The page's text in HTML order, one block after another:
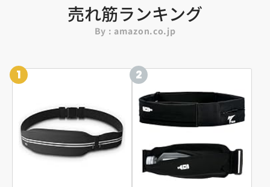
売れ筋ランキング
By : amazon.co.jp
1 2